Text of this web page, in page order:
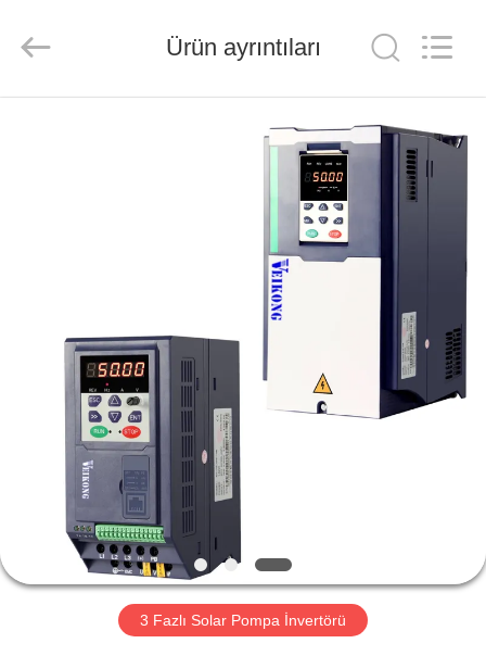
FABRIKA
TURU
KALITE
KONTROL
BIZIMLE
ILETIŞIME
Ltd..
Ürün ayrıntıları
3 Fazlı Solar Pompa İnvertörü